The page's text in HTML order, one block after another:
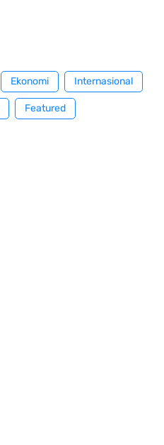
Ekonomi Internasional
Featured